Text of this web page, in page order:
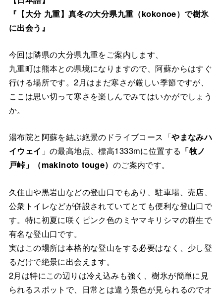
『【大分 九重】真冬の大分県九重（kokonoe）で樹氷
に出会う』
今回は隣県の大分県九重をご案内します、
九重町は熊本との県境になりますので、阿蘇からはすぐ
行ける場所です。2月はまだ寒さが厳しい季節ですが、
ここは思い切って寒さを楽しんでみてはいかがでしょう
か。
湯布院と阿蘇を結ぶ絶景のドライブコース「やまなみハ
イウェイ 」の最高地点、標高1333mに位置する 「牧ノ
戸峠」（makinoto touge） のご案内です。
久住山や黒岩山などの登山口でもあり、駐車場、売店、
公衆トイレなどが併設されていてとても便利な登山口で
す。特に初夏に咲くピンク色のミヤマキリシマの群生で
有名な登山口です。
実はこの場所は本格的な登山をする必要はなく、少し登
るだけで絶景に出会えます。
2月は特にこの辺りは冷え込みも強く、樹氷が簡単に見
られるスポットで、日常とは違う景色が見られるのでオ